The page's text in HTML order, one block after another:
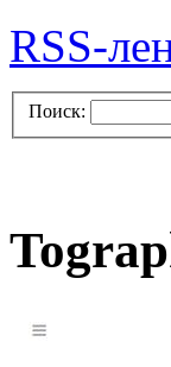
RSS-
Поиск: